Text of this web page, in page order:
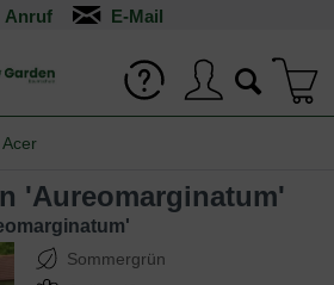
Anruf
'Aureomarginatum'
Sommergrün